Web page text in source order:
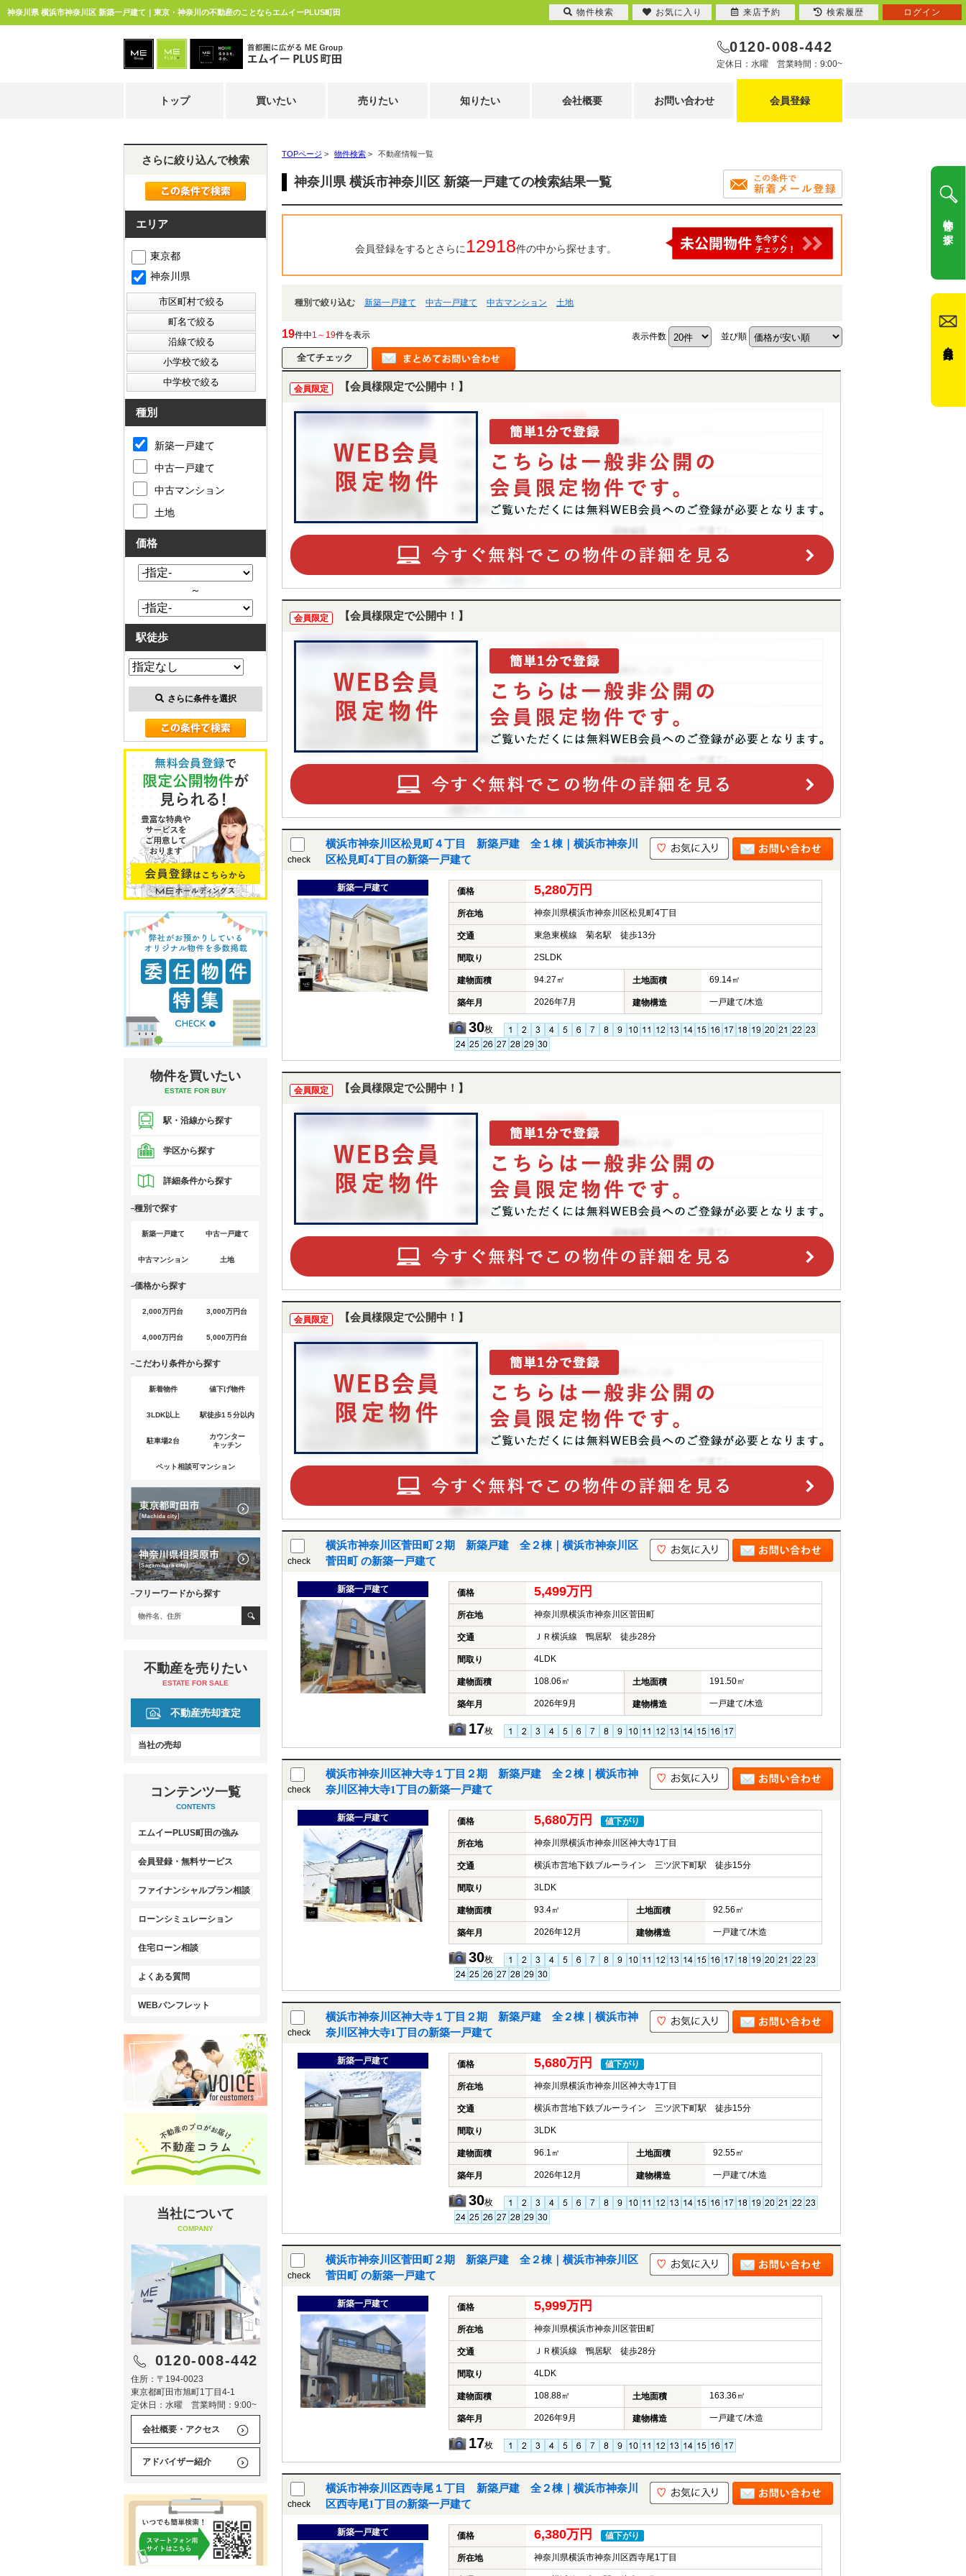
神奈川県 横浜市神奈川区 新築一戸建て｜東京・神奈川の不動産のことならエムイーPLUS町田
0120-008-442
定休日：水曜 営業時間：9:00~
トップ 買いたい 売りたい 知りたい 会社概要 お問い合わせ 会員登録
TOPページ > 物件検索 > 不動産情報一覧
神奈川県 横浜市神奈川区 新築一戸建ての検索結果一覧
会員登録をするとさらに 12918件の中から探せます。
種別で絞り込む 新築一戸建て 中古一戸建て 中古マンション 土地
19件中1～19件を表示 表示件数 並び順
会員限定 【会員様限定で公開中！】
会員限定 【会員様限定で公開中！】
check
横浜市神奈川区松見町４丁目 新築戸建 全１棟｜横浜市神奈川
区松見町4丁目の新築一戸建て
新築一戸建て 価格 5,280万円
所在地 神奈川県横浜市神奈川区松見町4丁目
交通 東急東横線 菊名駅 徒歩13分
間取り 2SLDK
建物面積 94.27㎡ 土地面積 69.14㎡
築年月 2026年7月 建物構造 一戸建て/木造
30枚
会員限定 【会員様限定で公開中！】
会員限定 【会員様限定で公開中！】
check
横浜市神奈川区菅田町２期 新築戸建 全２棟｜横浜市神奈川区
菅田町 の新築一戸建て
新築一戸建て 価格 5,499万円
所在地 神奈川県横浜市神奈川区菅田町
交通 ＪＲ横浜線 鴨居駅 徒歩28分
間取り 4LDK
建物面積 108.06㎡ 土地面積 191.50㎡
築年月 2026年9月 建物構造 一戸建て/木造
17枚
check
横浜市神奈川区神大寺１丁目２期 新築戸建 全２棟｜横浜市神
奈川区神大寺1丁目の新築一戸建て
新築一戸建て 価格 5,680万円 値下がり
所在地 神奈川県横浜市神奈川区神大寺1丁目
交通 横浜市営地下鉄ブルーライン 三ツ沢下町駅 徒歩15分
間取り 3LDK
建物面積 93.4㎡ 土地面積 92.56㎡
築年月 2026年12月 建物構造 一戸建て/木造
30枚
check
横浜市神奈川区神大寺１丁目２期 新築戸建 全２棟｜横浜市神
奈川区神大寺1丁目の新築一戸建て
新築一戸建て 価格 5,680万円 値下がり
所在地 神奈川県横浜市神奈川区神大寺1丁目
交通 横浜市営地下鉄ブルーライン 三ツ沢下町駅 徒歩15分
間取り 3LDK
建物面積 96.1㎡ 土地面積 92.55㎡
築年月 2026年12月 建物構造 一戸建て/木造
30枚
check
横浜市神奈川区菅田町２期 新築戸建 全２棟｜横浜市神奈川区
菅田町 の新築一戸建て
新築一戸建て 価格 5,999万円
所在地 神奈川県横浜市神奈川区菅田町
交通 ＪＲ横浜線 鴨居駅 徒歩28分
間取り 4LDK
建物面積 108.88㎡ 土地面積 163.36㎡
築年月 2026年9月 建物構造 一戸建て/木造
17枚
check
横浜市神奈川区西寺尾１丁目 新築戸建 全２棟｜横浜市神奈川
区西寺尾1丁目の新築一戸建て
新築一戸建て 価格 6,380万円 値下がり
所在地 神奈川県横浜市神奈川区西寺尾1丁目
さらに絞り込んで検索
エリア
東京都
神奈川県
種別
新築一戸建て
中古一戸建て
中古マンション
土地
価格
～
駅徒歩
さらに条件を選択
物件を買いたい
ESTATE FOR BUY
駅・沿線から探す
学区から探す
詳細条件から探す
種別で探す
新築一戸建て 中古一戸建て
中古マンション 土地
価格から探す
2,000万円台 3,000万円台
4,000万円台 5,000万円台
こだわり条件から探す
新着物件 値下げ物件
3LDK以上 駅徒歩1５分以内
駐車場2台
カウンター
キッチン
ペット相談可マンション
フリーワードから探す
不動産を売りたい
ESTATE FOR SALE
不動産売却査定
当社の売却
コンテンツ一覧
CONTENTS
エムイーPLUS町田の強み
会員登録・無料サービス
ファイナンシャルプラン相談
ローンシミュレーション
住宅ローン相談
よくある質問
WEBパンフレット
当社について
COMPANY
0120-008-442
住所：〒194-0023
東京都町田市旭町1丁目4-1
定休日：水曜 営業時間：9:00~
会社概要・アクセス
アドバイザー紹介
物件検索 お気に入り 来店予約 検索履歴 ログイン
物件を探す